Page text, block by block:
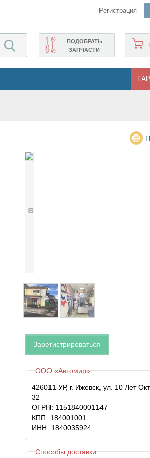
Регистрация
ПОДОБРАТЬ
ЗАПЧАСТИ
Зарегистрироваться
ООО «Автомир»
426011 УР, г. Ижевск, ул. 10 Лет
32
ОГРН: 1151840001147
КПП: 184001001
ИНН: 1840035924
Способы доставки